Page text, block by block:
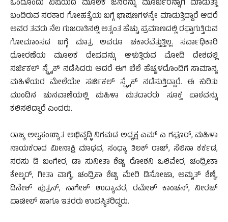
ಒಂದೊಂದು ವಿಷಯದ ಮೂಲಕ ಜನರನ್ನು ಮೂರ್ಖರನ್ನಾಗಿ ಮಾಡುತ್ತಾ
ಬಂದಿರುವ ಸರಕಾರ ಗೋಹತ್ಯೆಯ ಬಗ್ಗೆ ಭಾಷಣಗಳನ್ನೇ ಮಾಡುತ್ತಿದ್ದಾರೆ ಆದರೆ
ಅವರ ತವರು ನೆಲ ಗುಜರಾತಿನಲ್ಲಿ ಅತ್ಯಂತ ಹೆಚ್ಚು ಪ್ರಮಾಣದಲ್ಲಿ ರಫ್ತಾಗುತ್ತಿರುವ
ಗೋಮಾಂಸದ ಬಗ್ಗೆ ಮಾತ್ರ ಅವರೂ ಚಕಾರವೆತ್ತುತ್ತಿಲ್ಲ. ಸರ್ವಾಧಿಕಾರಿ
ಧೋರಣೆಯ ಮೂಲಕ ದೇಷವನ್ನು ಆಳುತ್ತಿರುವ ಮೋದಿ ದೇಶದಲ್ಲಿ
ಸರ್ಜಿಕಲ್ ಸ್ಟ್ರೈಕ್ ನಡೆಸಿದರು ಆದರೆ ಈಗ ಬೆಲೆ ಹೆಚ್ಚಳದೊಂದಿಗೆ ಸಾಮಾನ್ಯ
ಮಹಿಳೆಯರ ಮೇಲೆಯೇ ಸರ್ಜಿಕಲ್ ಸ್ಟ್ರೈಕ್ ನಡೆಸುತ್ತಿದ್ದಾರೆ. ಈ ಕುರಿತು
ಮುಂದಿನ ಚುನವಾಣೆಯಲ್ಲಿ ಮಹಿಳಾ ಮತದಾರರು ಸೂಕ್ತ ಪಾಠವನ್ನು
ಕಲಿಸಲಿದ್ದಾರೆ ಎಂದರು.
ರಾಜ್ಯ ಅಲ್ಪಸಂಖ್ಯಾತ ಅಭಿವೃದ್ಧಿ ನಿಗಮದ ಅಧ್ಯಕ್ಷ ಎಮ್ ಎ ಗಫೂರ್, ಮಹಿಳಾ
ನಾಯಕರಾದ ಮೀನಾಕ್ಷಿ ಮಾಧವ, ಸಂಧ್ಯಾ ತಿಲಕ್ ರಾಜ್, ಸೆಲಿನಾ ಕರ್ಕಡ,
ಸರಸು ಡಿ ಬಂಗೇರ, ಡಾ ಸುನೀತಾ ಶೆಟ್ಟಿ, ರೋಶನಿ ಒಲಿವೇರ, ಚಂದ್ರೀಕಾ
ಕೇಲ್ಕರ್, ಗೀತಾ ವಾಗ್ಳೆ, ಚಂದ್ರಿಕಾ ಶೆಟ್ಟಿ, ಮೇರಿ ಡಿಸೋಜಾ, ಅಮೃತ್ ಶೆಣೈ,
ದಿನೇಶ್ ಪುತ್ರನ್, ನಾಗೇಶ್ ಉದ್ಯಾವರ, ರಮೇಶ್ ಕಾಂಚನ್, ನೀರಜ್
ಪಾಟೀಲ್ ಹಾಗೂ ಇತರರು ಉಪಸ್ಥಿತರಿದ್ದರು.